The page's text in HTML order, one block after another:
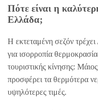
Πότε είναι η
Ελλάδα;
Η εκτεταμένη σεζόν
για ισορροπία
τουριστικής κίνησης:
προσφέρει τα θερμότερα
υψηλότερες τιμές.